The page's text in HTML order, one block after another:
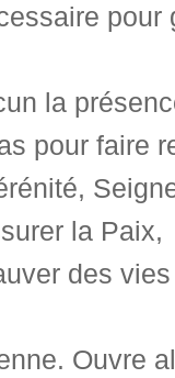
la
pour faire
la Paix,
des
Ouvre